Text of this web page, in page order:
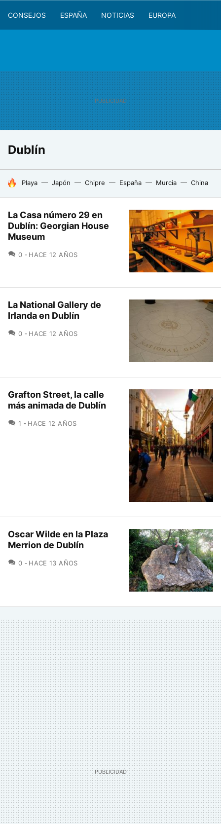
CONSEJOS ESPAÑA NOTICIAS EUROPA
Dublín
HOY SE HABLA DE
Playa Japón Chipre España Murcia China
La Casa número 29 en
Dublín: Georgian House
Museum
0 COMENTARIOS
HACE 12 AÑOS
La National Gallery de
Irlanda en Dublín
0 COMENTARIOS
HACE 12 AÑOS
Grafton Street, la calle
más animada de Dublín
1 COMENTARIOS
HACE 12 AÑOS
Oscar Wilde en la Plaza
Merrion de Dublín
0 COMENTARIOS
HACE 13 AÑOS